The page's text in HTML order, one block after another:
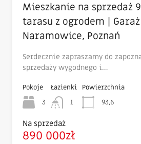
Mieszkanie na sprzedaż
tarasu z ogrodem | Garaż |
Naramowice, Poznań
Serdecznie zapraszamy do
sprzedaży wygodnego i…
Pokoje
3
Łazienki
1
Powierzchnia
93,6
Na sprzedaż
890 000zł